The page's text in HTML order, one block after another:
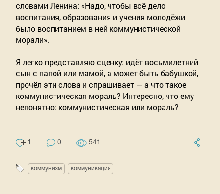
словами Ленина: «Надо, чтобы всё дело
воспитания, образования и учения молодёжи
было воспитанием в ней коммунистической
морали».
Я легко представляю сценку: идёт восьмилетний
сын с папой или мамой, а может быть бабушкой,
прочёл эти слова и спрашивает — а что такое
коммунистическая мораль? Интересно, что ему
непонятно: коммунистическая или мораль?
1 0 541
коммунизм коммуникация